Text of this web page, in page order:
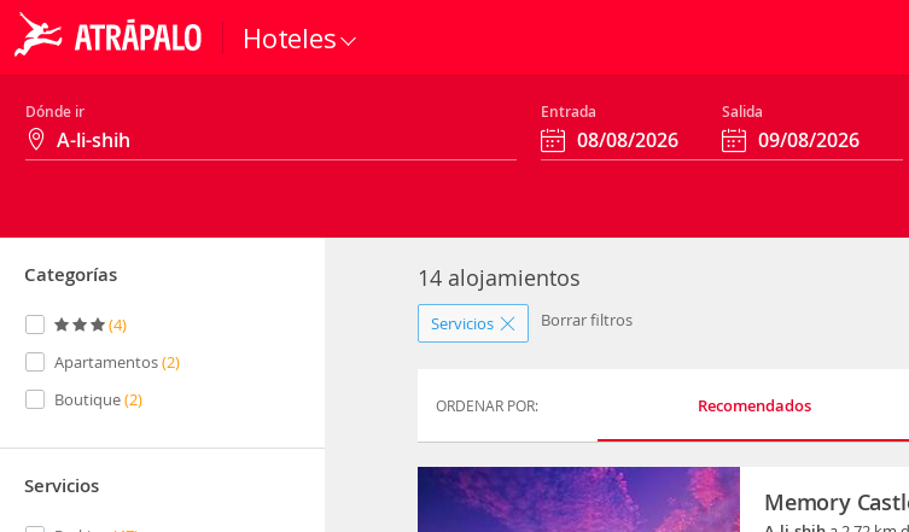
Hoteles
Dónde ir Entrada Salida
Categorías
(4)
Apartamentos(2)
Boutique(2)
Servicios
14 alojamientos
Servicios Borrar filtros
ORDENAR POR: Recomendados
Memory